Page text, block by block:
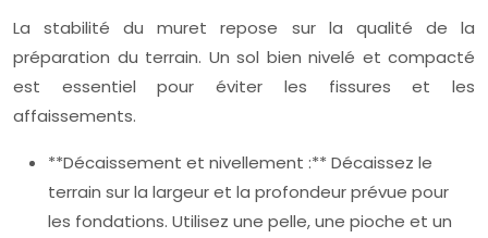
La stabilité du muret repose sur la qualité de la
préparation du terrain. Un sol bien nivelé et compacté
est essentiel pour éviter les fissures et les
affaissements.
**Décaissement et nivellement :** Décaissez le
terrain sur la largeur et la profondeur prévue pour
les fondations. Utilisez une pelle, une pioche et un